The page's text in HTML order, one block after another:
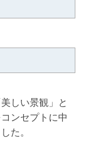
しい景観」と
ンセプトに中
た。